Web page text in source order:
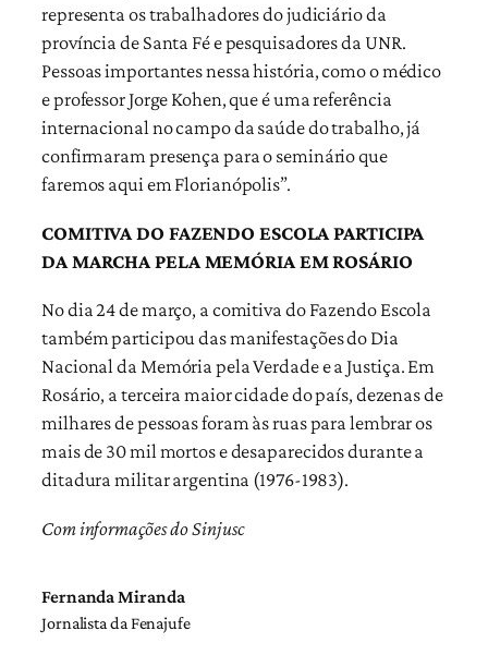
representa os trabalhadores do judiciário da
província de Santa Fé e pesquisadores da UNR.
Pessoas importantes nessa história, como o médico
e professor Jorge Kohen, que é uma referência
internacional no campo da saúde do trabalho, já
confirmaram presença para o seminário que
faremos aqui em Florianópolis”.
COMITIVA DO FAZENDO ESCOLA PARTICIPA
DA MARCHA PELA MEMÓRIA EM ROSÁRIO
No dia 24 de março, a comitiva do Fazendo Escola
também participou das manifestações do Dia
Nacional da Memória pela Verdade e a Justiça. Em
Rosário, a terceira maior cidade do país, dezenas de
milhares de pessoas foram às ruas para lembrar os
mais de 30 mil mortos e desaparecidos durante a
ditadura militar argentina (1976-1983).
Com informações do Sinjusc
Fernanda Miranda
Jornalista da Fenajufe